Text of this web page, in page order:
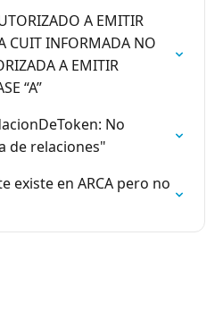
A EMITIR
CUIT INFORMADA NO
A EMITIR
“A”
No
de relaciones"
existe en ARCA pero no